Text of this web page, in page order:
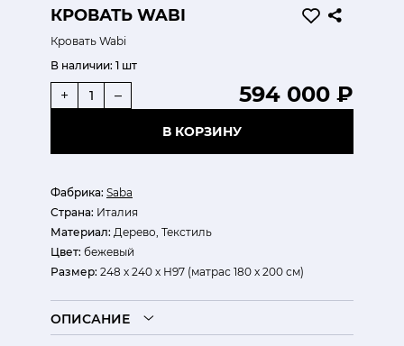
КРОВАТЬ WABI
Кровать Wabi
Фабрика: Saba
Страна: Италия
Материал: Дерево, Текстиль
Цвет: бежевый
Размер: 248 х 240 х Н97 (матрас 180 х 200 см)
В наличии: 1 шт
594 000 ₽
+ –
В КОРЗИНУ
ОПИСАНИЕ